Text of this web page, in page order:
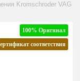
Kromschroder VAG
100% Оригинал
соответствия